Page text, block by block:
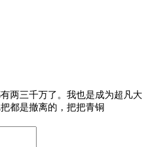
两三千万了。我也是成为超凡大
都是撤离的，把把青铜